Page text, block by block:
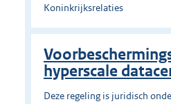
Koninkrijksrelaties
hyperscale
Deze regeling is juridisch